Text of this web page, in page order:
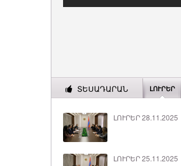
ՏԵՍԱԴԱՐԱՆ ԼՈՒՐԵՐ
ԼՈՒՐԵՐ 28.11.2025
ԼՈՒՐԵՐ 25.11.2025